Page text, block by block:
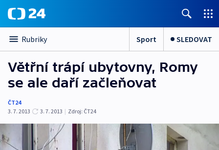
Rubriky Sport SLEDOVAT
Větřní trápí ubytovny, Romy
se ale daří začleňovat
ČT24
3. 7. 2013
3. 7. 2013 | Zdroj: ČT24